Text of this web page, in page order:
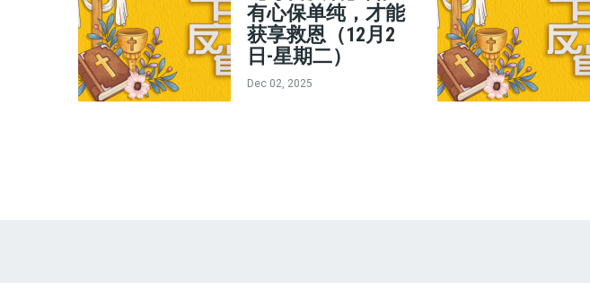
有心保单纯，才能
获享救恩（12月2
日-星期二）
Dec 02, 2025